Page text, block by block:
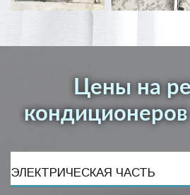
Цены на
ЭЛЕКТРИЧЕСКАЯ ЧАСТЬ